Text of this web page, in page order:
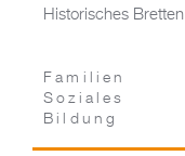
Historisches Bretten
Familien
Soziales
Bildung